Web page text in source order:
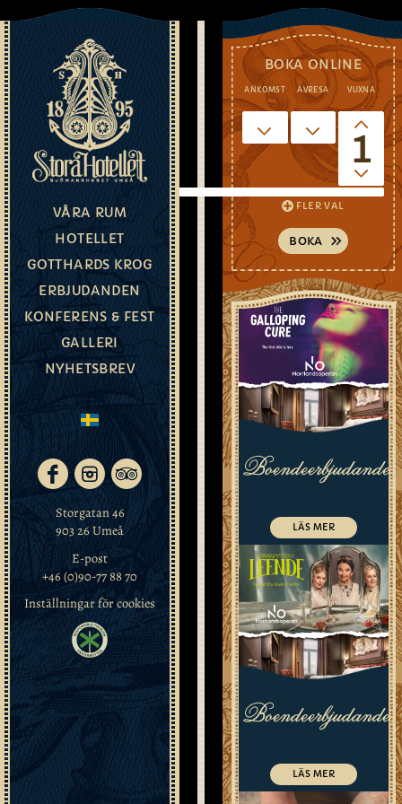
VÅRA RUM
HOTELLET
GOTTHARDS KROG
ERBJUDANDEN
KONFERENS & FEST
GALLERI
NYHETSBREV
Storgatan 46
903 26 Umeå
E-post
+46 (0)90-77 88 70
Inställningar för cookies
FÖR
2
MED
HOS
LERA
MERA
DELA
E-
POST
vardagen
mot
lera,
skaparglädje
och
tid
BOKA ONLINE
ANKOMST AVRESA VUXNA
1
FLER VAL
Boendeerbjudande
LÄS MER
Boendeerbjudande
LÄS MER